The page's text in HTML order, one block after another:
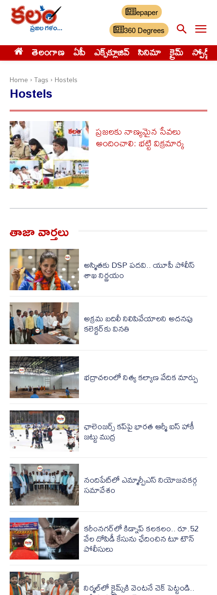
epaper
360 Degrees
తెలంగాణ ఏపీ ఎక్స్‌క్లూజివ్‌ సినిమా క్రైమ్ స్పోర్ట్స్
Home Tags Hostels
Hostels
ప్రజలకు నాణ్యమైన సేవలు
అందించాలి: భట్టి విక్రమార్క
తాజా వార్త‌లు
అస్మితకు DSP పదవి.. యూపీ పోలీస్
శాఖ నిర్ణయం
అక్రమ బదిలీ నిలిపివేయాలని అదనపు
కలెక్టర్‌కు వినతి
భద్రాచలంలో నిత్య కల్యాణ వేదిక మార్పు
ఛాలెంజర్స్ కప్‌పై భారత ఆర్మీ ఐస్ హాకీ
జట్టు ముద్ర
నందిపేట్‌లో ఎమ్మార్పీఎస్ నియోజవకర్గ
సమావేశం
కరీంనగర్‌లో కిడ్నాప్ కలకలం.. రూ.52
వేల దోపిడీ కేసును ఛేదించిన టూ టౌన్
పోలీసులు
నిర్మల్‌‌లో క్రైమ్స్‌‌కి వెంటనే చెక్ పెట్టండి..